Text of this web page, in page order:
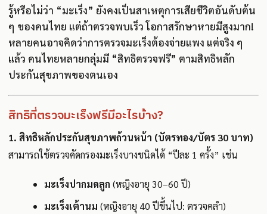
รู้หรือไม่ว่า “มะเร็ง” ยังคงเป็นสาเหตุการเสียชีวิตอันดับต้น
ๆ ของคนไทย แต่ถ้าตรวจพบเร็ว โอกาสรักษาหายมีสูงมาก!
หลายคนอาจคิดว่าการตรวจมะเร็งต้องจ่ายแพง แต่จริง ๆ
แล้ว คนไทยหลายกลุ่มมี “สิทธิตรวจฟรี” ตามสิทธิหลัก
ประกันสุขภาพของตนเอง
สิทธิที่ตรวจมะเร็งฟรีมีอะไรบ้าง?
1. สิทธิหลักประกันสุขภาพถ้วนหน้า (บัตรทอง/บัตร 30 บาท)
สามารถใช้ตรวจคัดกรองมะเร็งบางชนิดได้ “ปีละ 1 ครั้ง” เช่น
มะเร็งปากมดลูก (หญิงอายุ 30–60 ปี)
มะเร็งเต้านม (หญิงอายุ 40 ปีขึ้นไป: ตรวจคลำ)